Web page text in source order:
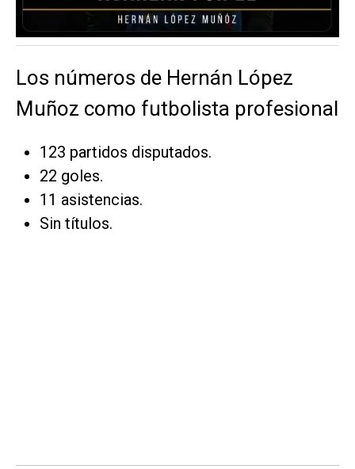
Los números de Hernán López
Muñoz como futbolista profesional
123 partidos disputados.
22 goles.
11 asistencias.
Sin títulos.